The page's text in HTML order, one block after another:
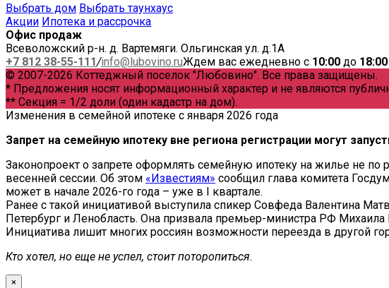
Выбрать дом Выбрать таунхаус
Акции Ипотека и рассрочка
Офис продаж
Всеволожский р-н. д. Вартемяги. Ольгинская ул. д.1А
+7 812 38-55-111/info@lubovino.ruЖдем вас ежедневно с 10:00 до 18:00
© 2007-2026 Коттеджный поселок "Любовино". Все права защищены.
* Предложения носят информационный характер и не являются
** Секция = 1/2 доли (один кадастр на дом).
Изменения в семейной ипотеке с января 2026 года
Запрет на семейную ипотеку вне региона регистрации могут
Законопроект о запрете оформлять семейную ипотеку на жилье не по
весенней сессии. Об этом «Известиям» сообщил глава комитета
может в начале 2026-го года – уже в I квартале.
Ранее с такой инициативой выступила спикер Совфеда Валентина
Петербург и Ленобласть. Она призвала премьер-министра РФ
Инициатива лишит многих россиян возможности переезда в другой
Кто хотел, но еще не успел, стоит поторопиться.
×